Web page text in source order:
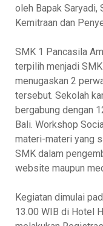
oleh Bapak Saryadi,
Kemitraan dan
SMK 1 Pancasila
terpilih menjadi
menugaskan 2
tersebut. Sekolah
bergabung dengan
Bali. Workshop
materi-materi yang
SMK dalam
website maupun
Kegiatan dimulai
13.00 WIB di Hotel